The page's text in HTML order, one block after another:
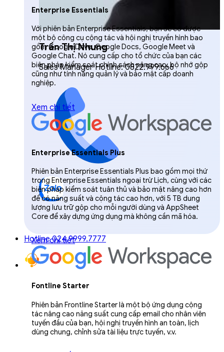
Trần Thị Nhung
Sales Manager Hotline: 0822.999.666
Hotline 024.9999.7777
Enterprise Essentials
Với phiên bản Enterprise Essentials, bạn sẽ có được
một bộ công cụ cộng tác và hội nghị truyền hình bao
gồm Google Drive, Google Docs, Google Meet và
Google Chat. Nó cung cấp cho tổ chức của bạn các
biện pháp kiểm soát chính sách nâng cao, bộ nhớ gộp
cũng như tính năng quản lý và bảo mật cấp doanh
nghiệp.
Xem chi tiết
Enterprise Essentials Plus
Phiên bản Enterprise Essentials Plus bao gồm mọi thứ
trong Enterprise Essentials ngoại trừ Lịch, cùng với các
biện pháp kiểm soát tuân thủ và bảo mật nâng cao hơn
để có năng suất và cộng tác cao hơn, với 5 TB dung
lượng lưu trữ gộp cho mỗi người dùng và AppSheet
Core để xây dựng ứng dụng mà không cần mã hóa.
Xem chi tiết
Fontline Starter
Phiên bản Frontline Starter là một bộ ứng dụng cộng
tác nâng cao năng suất cung cấp email cho nhân viên
tuyến đầu của bạn, hội nghị truyền hình an toàn, lịch
dùng chung, chỉnh sửa tài liệu trực tuyến, v.v.